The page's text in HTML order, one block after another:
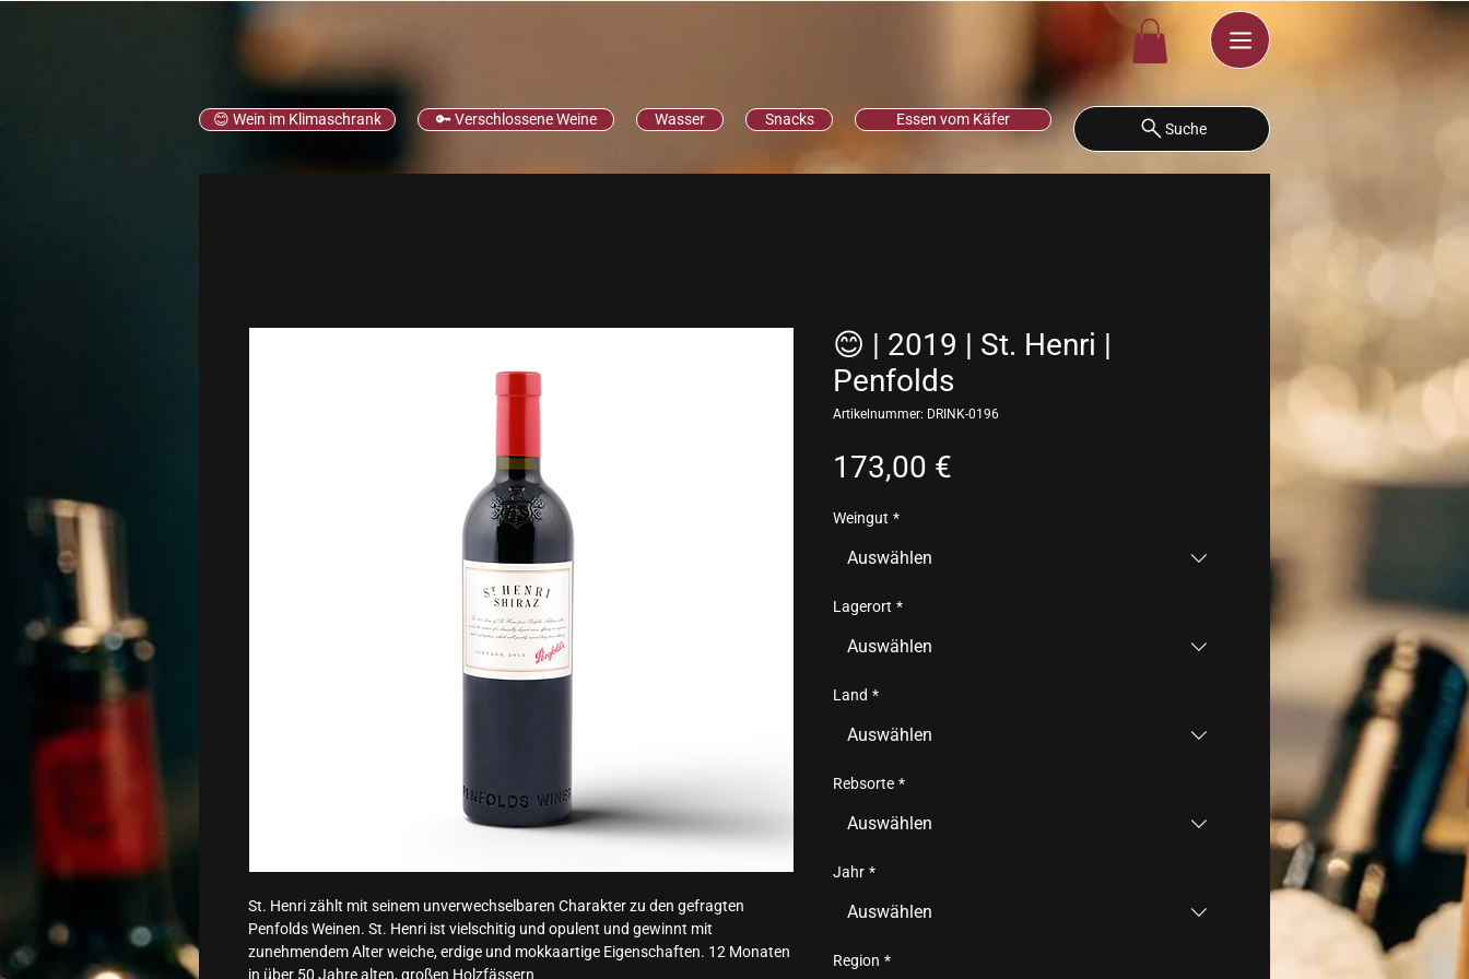
😊 Wein im Klimaschrank 🔑 Verschlossene Weine Wasser Snacks Essen vom Käfer
Suche
St. Henri zählt mit seinem unverwechselbaren Charakter zu den gefragten
Penfolds Weinen. St. Henri ist vielschitig und opulent und gewinnt mit
zunehmendem Alter weiche, erdige und mokkaartige Eigenschaften. 12 Monaten
in über 50 Jahre alten, großen Holzfässern
😊 | 2019 | St. Henri |
Penfolds
Artikelnummer: DRINK-0196
173,00 €
Weingut *
Auswählen
Lagerort *
Auswählen
Land *
Auswählen
Rebsorte *
Auswählen
Jahr *
Auswählen
Region *